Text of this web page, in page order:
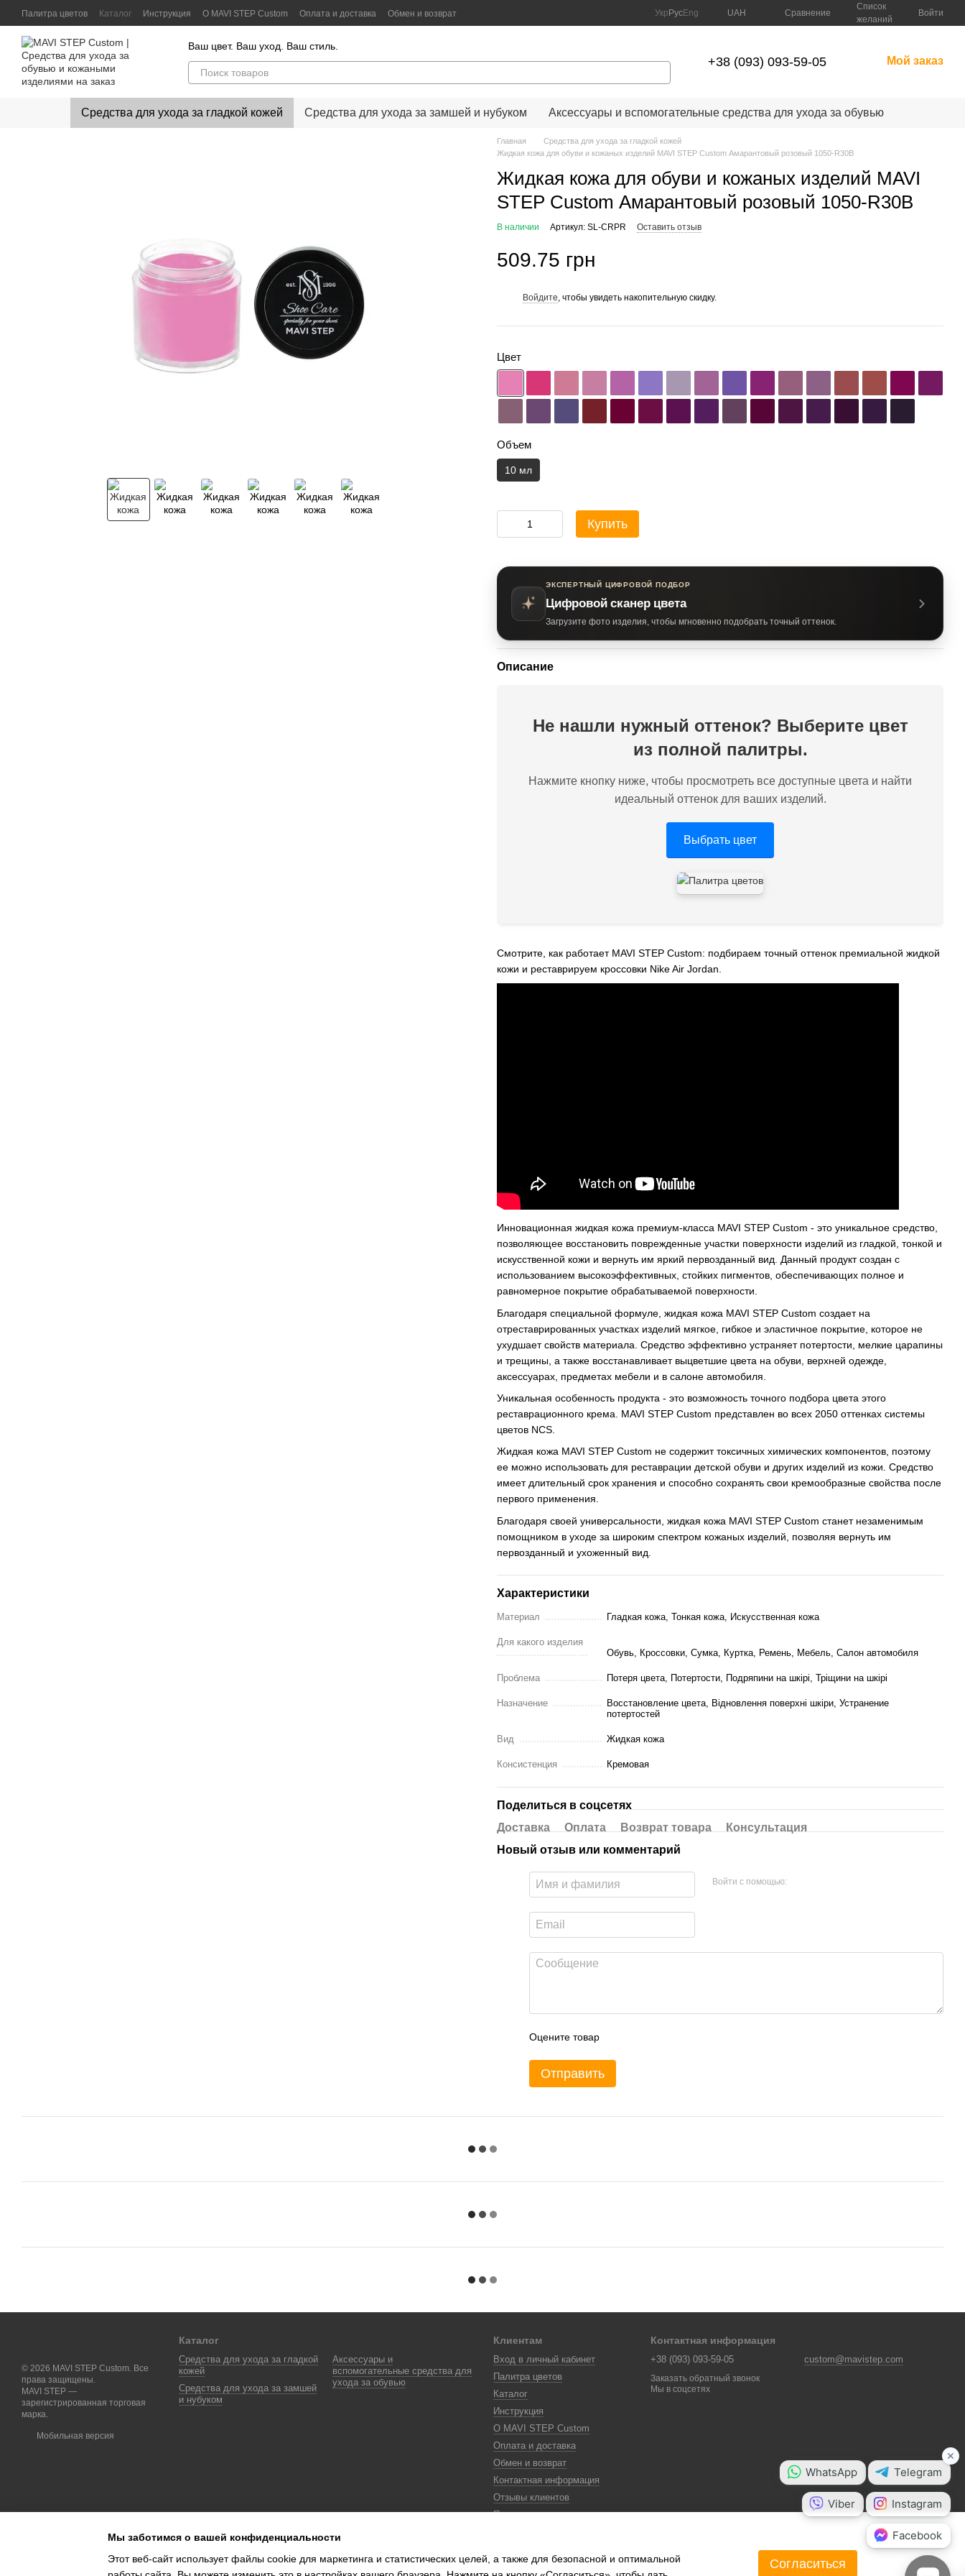
Перейти к основному контенту
Палитра цветов Каталог Инструкция О MAVI STEP Custom Оплата и доставка
Обмен и возврат
Контактная информация
Отзывы клиентов Политика конфиденциальности Color Lab Цифровой сканер цвета
Укр РусEng UAH Сравнение
Список
желаний
Войти
Ваш цвет. Ваш уход. Ваш стиль.
+38 (093) 093-59-05 Мой заказ
Средства для ухода за гладкой кожей Средства для ухода за замшей и нубуком Аксессуары и вспомогательные средства для ухода за обувью
Главная
Средства для ухода за гладкой кожей
Жидкая кожа для обуви и кожаных изделий MAVI STEP Custom Амарантовый розовый 1050-R30B
Жидкая кожа для обуви и кожаных изделий MAVI
STEP Custom Амарантовый розовый 1050-R30B
В наличии Артикул: SL-CRPR Оставить отзыв
509.75 грн
Войдите , чтобы увидеть накопительную скидку.
Цвет
Объем
10 мл
Купить
ЭКСПЕРТНЫЙ ЦИФРОВОЙ ПОДБОР
Цифровой сканер цвета
Загрузите фото изделия, чтобы мгновенно подобрать точный оттенок.
Описание
Не нашли нужный оттенок? Выберите цвет
из полной палитры.
Нажмите кнопку ниже, чтобы просмотреть все доступные цвета и найти
идеальный оттенок для ваших изделий.
Выбрать цвет
Смотрите, как работает MAVI STEP Custom: подбираем точный оттенок премиальной жидкой
кожи и реставрируем кроссовки Nike Air Jordan.
Инновационная жидкая кожа премиум-класса MAVI STEP Custom - это уникальное средство,
позволяющее восстановить поврежденные участки поверхности изделий из гладкой, тонкой и
искусственной кожи и вернуть им яркий первозданный вид. Данный продукт создан с
использованием высокоэффективных, стойких пигментов, обеспечивающих полное и
равномерное покрытие обрабатываемой поверхности.
Благодаря специальной формуле, жидкая кожа MAVI STEP Custom создает на
отреставрированных участках изделий мягкое, гибкое и эластичное покрытие, которое не
ухудшает свойств материала. Средство эффективно устраняет потертости, мелкие царапины
и трещины, а также восстанавливает выцветшие цвета на обуви, верхней одежде,
аксессуарах, предметах мебели и в салоне автомобиля.
Уникальная особенность продукта - это возможность точного подбора цвета этого
реставрационного крема. MAVI STEP Custom представлен во всех 2050 оттенках системы
цветов NCS.
Жидкая кожа MAVI STEP Custom не содержит токсичных химических компонентов, поэтому
ее можно использовать для реставрации детской обуви и других изделий из кожи. Средство
имеет длительный срок хранения и способно сохранять свои кремообразные свойства после
первого применения.
Благодаря своей универсальности, жидкая кожа MAVI STEP Custom станет незаменимым
помощником в уходе за широким спектром кожаных изделий, позволяя вернуть им
первозданный и ухоженный вид.
Характеристики
Материал Гладкая кожа, Тонкая кожа, Искусственная кожа
Для какого изделия
Обувь, Кроссовки, Сумка, Куртка, Ремень, Мебель, Салон автомобиля
Проблема Потеря цвета, Потертости, Подряпини на шкірі, Тріщини на шкірі
Назначение
Восстановление цвета, Відновлення поверхні шкіри, Устранение
потертостей
Вид Жидкая кожа
Консистенция Кремовая
Поделиться в соцсетях
Доставка
Оплата Возврат товара
Консультация
Новый отзыв или комментарий
Войти с помощью:
Оцените товар
Отправить
© 2026 MAVI STEP Custom. Все
права защищены.
MAVI STEP —
зарегистрированная торговая
марка.
Мобильная версия
Каталог
Средства для ухода за гладкой
кожей
Средства для ухода за замшей
и нубуком
Аксессуары и
вспомогательные средства для
ухода за обувью
Клиентам
Вход в личный кабинет
Палитра цветов
Каталог
Инструкция
О MAVI STEP Custom
Оплата и доставка
Обмен и возврат
Контактная информация
Отзывы клиентов
Политика
Цифровой сканер цвета
Контактная информация
+38 (093) 093-59-05
Заказать обратный звонок
custom@mavistep.com
Мы в соцсетях
Мы заботимся о вашей конфиденциальности
Этот веб-сайт использует файлы cookie для маркетинга и статистических целей, а также для безопасной и оптимальной
Согласиться